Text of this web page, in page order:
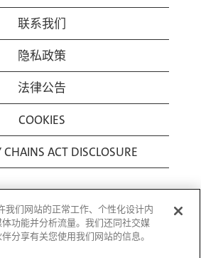
联系我们
隐私政策
法律公告
COOKIES
CHAINS ACT DISCLOSURE
我们网站的正常工作、个性化设计内
功能并分析流量。我们还同社交媒
分享有关您使用我们网站的信息。